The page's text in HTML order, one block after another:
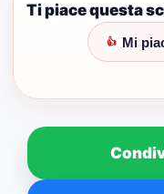
Ti piace questa
👍 Mi